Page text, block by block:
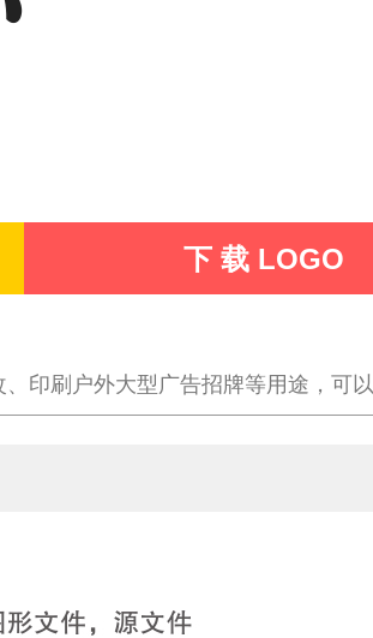
下 载 LOGO
印刷户外大型广告招牌等用途，可